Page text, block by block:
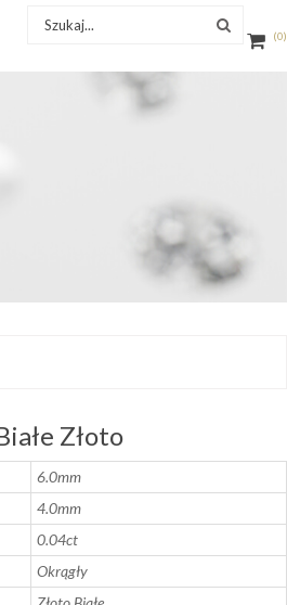
0
Złoto
6.0mm
4.0mm
0.04ct
Okrągły